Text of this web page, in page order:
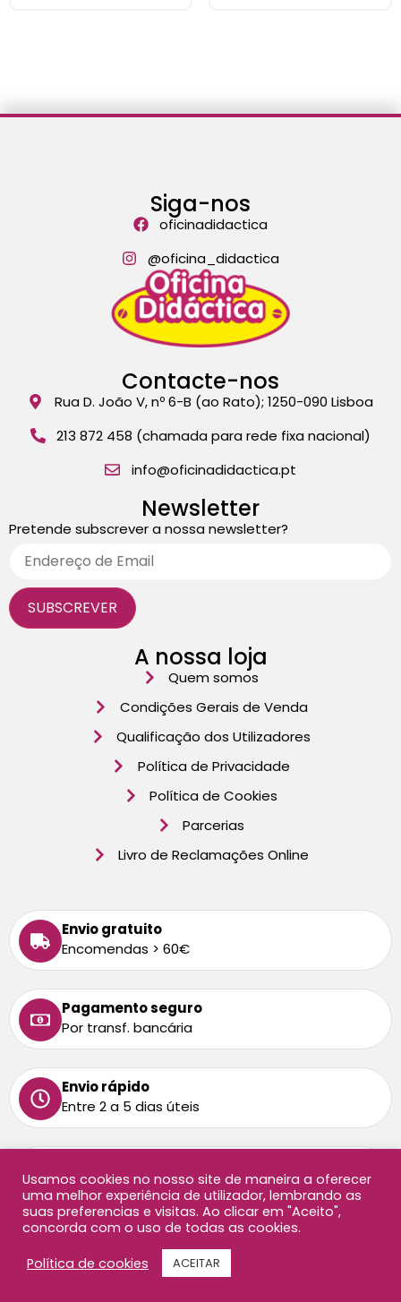
Siga-nos
oficinadidactica
@oficina_didactica
Contacte-nos
Rua D. João V, nº 6-B (ao Rato); 1250-090 Lisboa
213 872 458 (chamada para rede fixa nacional)
info@oficinadidactica.pt
Newsletter
Pretende subscrever a nossa newsletter?
A nossa loja
Quem somos
Condições Gerais de Venda
Qualificação dos Utilizadores
Política de Privacidade
Política de Cookies
Parcerias
Livro de Reclamações Online
Envio gratuito
Encomendas > 60€
Pagamento seguro
Por transf. bancária
Envio rápido
Entre 2 a 5 dias úteis
Ligue-nos: 213 872 458
Chamada para rede fixa nacional
Copyright ©2026 Oficina Didáctica, todos os direitos
reservados. Website por
Usamos cookies no nosso site de maneira a oferecer
uma melhor experiência de utilizador, lembrando as
suas preferencias e visitas. Ao clicar em "Aceito",
concorda com o uso de todas as cookies.
Política de cookies
ACEITAR